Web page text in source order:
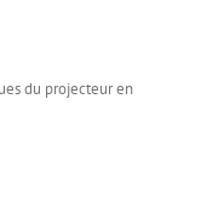
du projecteur en